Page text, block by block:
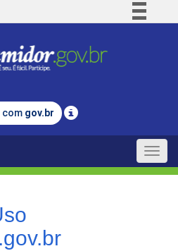
Comunica BR
Legislação
com gov.br
Toggle